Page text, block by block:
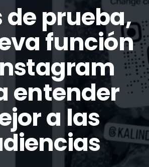
de prueba,
función
entender
a las